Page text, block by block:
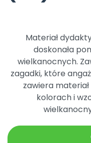
Promocje
Materiał
doskonała
wielkanocnych.
zagadki, które
zawiera
kolorach i